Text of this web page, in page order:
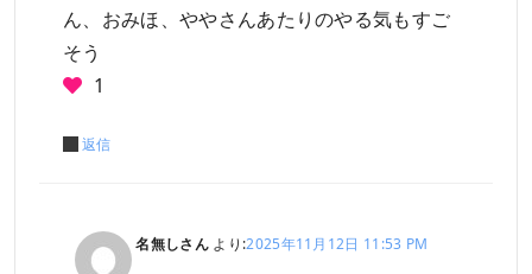
ん、おみほ、ややさんあたりのやる気もすご
そう
1
返信
名無しさん より:2025年11月12日 11:53 PM